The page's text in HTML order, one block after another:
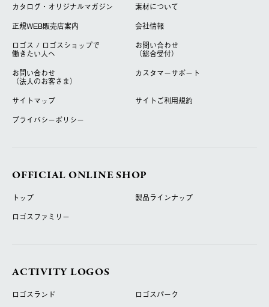
カタログ・オリジナルマガジン
素材について
正規WEB販売店案内
会社情報
ロゴス / ロゴスショップで
働きたい人へ
お問い合わせ
（総合受付）
お問い合わせ
（法人のお客さま）
カスタマーサポート
サイトマップ
サイトご利用規約
プライバシーポリシー
OFFICIAL ONLINE SHOP
トップ
製品ラインナップ
ロゴスファミリー
ACTIVITY LOGOS
ロゴスランド
ロゴスパーク